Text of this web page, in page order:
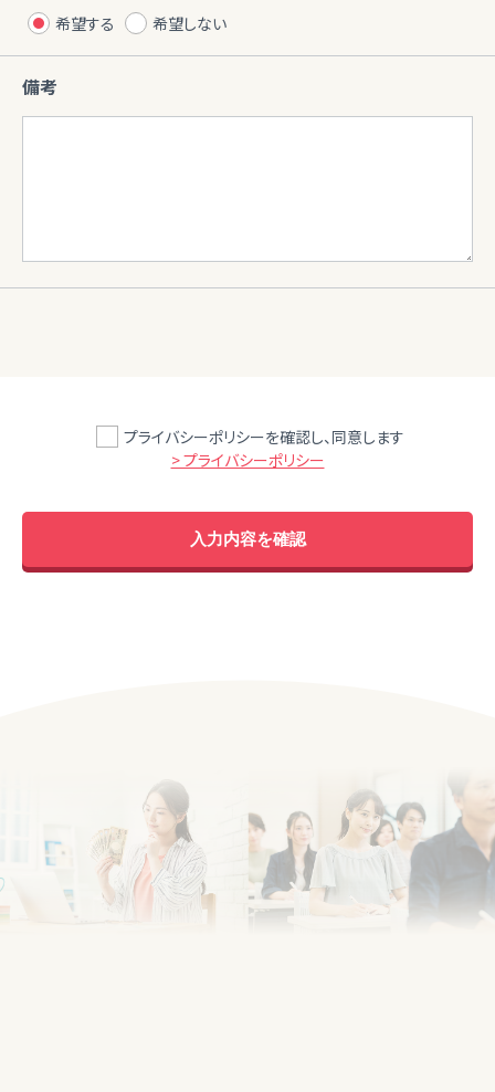
希望する 希望しない
備考
プライバシーポリシーを確認し、同意します
> プライバシーポリシー
入力内容を確認